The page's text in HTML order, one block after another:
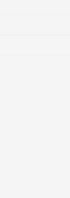
学校26人，升学率
费用为何会出现